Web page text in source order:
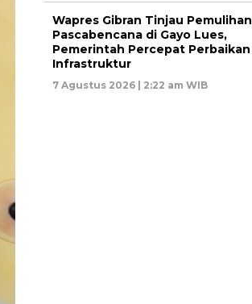
Wapres Gibran Tinjau Pemulihan
Pascabencana di Gayo Lues,
Pemerintah Percepat Perbaikan
Infrastruktur
7 Agustus 2026 | 2:22 am WIB